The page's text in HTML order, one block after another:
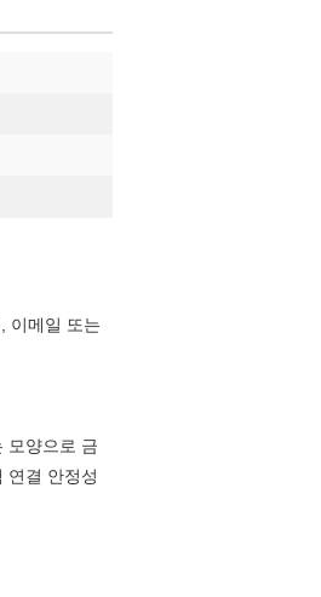
이메일 또는
모양으로 금
연결 안정성